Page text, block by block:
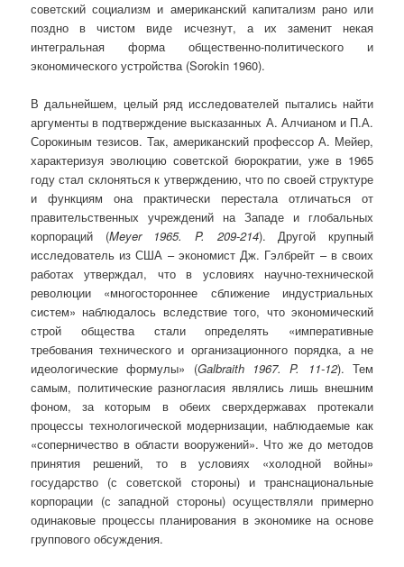
советский социализм и аме­риканский капитализм рано или
поздно в чистом виде исчезнут, а их заменит некая
интегральная форма общественно-политического и
экономического устройства (Sorokin 1960).
В дальнейшем, целый ряд исследова­телей пытались найти
аргументы в подтверждение высказанных А. Алчианом и П.А.
Соро­киным тезисов. Так, американский профессор А. Мейер,
характеризуя эво­люцию советской бюрократии, уже в 1965
году стал склоняться к утвержде­нию, что по своей структуре
и функциям она практически перестала отли­чаться от
правительственных учреждений на Западе и глобальных
корпора­ций (Meyer 1965.P. 209-214). Другой крупный
исследователь из США – экономист Дж. Гэлбрейт – в своих
работах утверждал, что в условиях научно-технической
революции «многостороннее сближение индустриальных
систем» наблюдалось вследст­вие того, что экономический
строй общества стали определять «императив­ные
требования технического и организационного порядка, а не
идеологиче­ские формулы» (Galbraith 1967.P. 11-12). Тем
самым, политические разногласия являлись лишь внеш­ним
фоном, за которым в обеих сверхдержавах протекали
процессы технологической модернизации, наблюдаемые как
«соперничество в области вооружений». Что же до методов
принятия решений, то в условиях «холод­ной войны»
государство (с советской стороны) и транснациональные
корпо­рации (с западной стороны) осуществляли примерно
одинаковые процессы планирования в экономике на основе
группового обсуждения.